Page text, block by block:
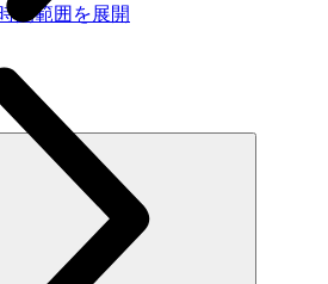
間範囲を展開